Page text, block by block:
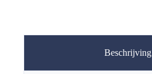
Beschrijving